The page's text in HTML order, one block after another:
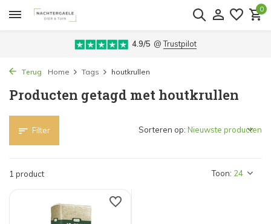
0
4.9/5 @Trustpilot
Terug Home Tags houtkrullen
Producten getagd met houtkrullen
Filter
1 product Toon:
Sorteren op: